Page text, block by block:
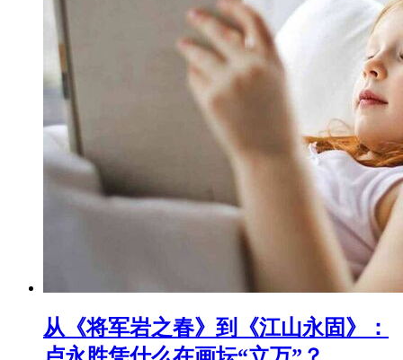
从《将军岩之春》到《江山永固》：